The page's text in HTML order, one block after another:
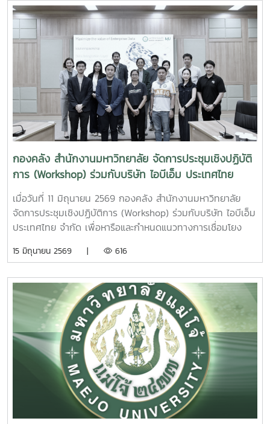
มหาวิทยาลัยเข้าร่วมการอบรมอย่างพร้อมเพรียงในการนี้ ได้รับ
เกียรติจาก รองศาสตราจารย์จักรพงษ์ พิมพ์พิมล รอง
อธิการบดี เป็นประธานในพิธีกล่าวเปิดโครงการ พร้อมมอบ
นโยบายและแนวทางการดำเนินงานด้านการเงินและงบประมาณ
เพื่อส่งเสริมให้หน่วยงานมีความรู้ความเข้าใจในการจัดทำรายงาน
ทางการเงินและการบริหารจัดการข้อมูลต้นทุนที่ถูกต้อง สามารถ
นำไปใช้ประโยชน์ในการวางแผนและตัดสินใจเชิงบริหารได้อย่างมี
ประสิทธิภาพการอบรมภาคเช้าได้รับเกียรติจาก ผู้ช่วยศาสตรา
จารย์อัชญา ไพคำนาม เป็นวิทยากรบรรยายในหัวข้อ “การ
คำนวณต้นทุนผลผลิตของมหาวิทยาลัย” โดยถ่ายทอดองค์ความรู้
เกี่ยวกับหลักการคำนวณต้นทุนผลผลิต การวิเคราะห์ข้อมูลต้นทุน
และแนวทางการนำข้อมูลต้นทุนไปใช้สนับสนุนการบริหารจัดการ
ทรัพยากรของมหาวิทยาลัยให้เกิดประสิทธิภาพและความคุ้มค่า
สูงสุดส่วนการอบรมภาคบ่ายได้รับเกียรติจาก ผู้ช่วยศาสตราจารย์
ดร.กชพร ศิริโภคากิจ เป็นวิทยากรบรรยายในหัวข้อ “การจัดทำ
รายงานทางการเงิน” เพื่อสร้างความรู้ความเข้าใจเกี่ยวกับหลัก
หน่วยงาน รวมถึงการจัดเตรียมข้อมูลและเอกสารประกอบที่
ต้อง ครบถ้วน และเป็นไปตามข้อกำหนดของมหาวิทยาลัยการจัด
โครงการในครั้งนี้มีวัตถุประสงค์เพื่อเสริมสร้างความรู้ ความ
เข้าใจ และพัฒนาศักยภาพบุคลากรด้านการเงินและงบประมาณ
ของมหาวิทยาลัย ให้สามารถจัดทำรายงานทางการเงินของหน่วย
งานและคำนวณต้นทุนผลผลิตได้อย่างถูกต้องตามหลักเกณฑ์และ
มาตรฐานที่กำหนด ตลอดจนสามารถนำข้อมูลที่ได้ไปใช้ในการ
วางแผน การบริหารจัดการ และการตัดสินใจเชิงนโยบายได้อย่าง
มีประสิทธิภาพ อันจะส่งผลต่อการพัฒนาระบบการบริหารจัดการ
ด้านการเงินของมหาวิทยาลัยให้มีความโปร่งใส ตรวจสอบได้ และ
เกิดประโยชน์สูงสุดต่อองค์กรต่อไป
กองคลัง สำนักงานมหาวิทยาลัย จัดการประชุมเชิงปฏิบัติ
การ (Workshop) ร่วมกับบริษัท ไอบีเอ็ม ประเทศไทย
จำกัด
เมื่อวันที่ 11 มิถุนายน 2569 กองคลัง สำนักงานมหาวิทยาลัย
จัดการประชุมเชิงปฏิบัติการ (Workshop) ร่วมกับบริษัท ไอบีเอ็ม
ประเทศไทย จำกัด เพื่อหารือและกำหนดแนวทางการเชื่อมโยง
พร้อมกำหนดขอบเขตการดำเนินงานในระยะนำร่อง (Pilot) ให้
ประชุมดังกล่าวมุ่งเน้นการพิจารณาขอบเขตการดำเนินงานที่
มหาวิทยาลัยประสงค์จะดำเนินการในระยะนำร่อง โดยมีการร่วม
แลกเปลี่ยนข้อมูล ความต้องการใช้งาน และประเด็นทางเทคนิคที่
เกี่ยวข้อง เพื่อนำข้อมูลไปใช้ประกอบการออกแบบแนวทางการ
พัฒนาระบบ (Solution Design) และการบูรณาการข้อมูล
ระหว่างหน่วยงานภายในมหาวิทยาลัย ความร่วมมือในครั้งนี้นับ
เป็นก้าวสำคัญในการยกระดับการบริหารจัดการข้อมูลของ
มหาวิทยาลัยแม่โจ้ โดยมุ่งพัฒนาระบบสารสนเทศที่มีประสิทธิภาพ
เชื่อมโยงข้อมูลอย่างเป็นเอกภาพ และสนับสนุนการดำเนินงาน
ตามภารกิจของมหาวิทยาลัยได้อย่างมีประสิทธิผลในอนาคต
15 มิถุนายน 2569 | 616